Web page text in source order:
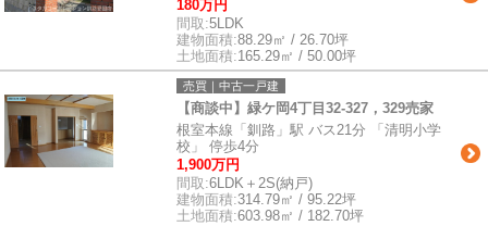
180万円
間取:5LDK
建物面積:88.29㎡ / 26.70坪
土地面積:165.29㎡ / 50.00坪
売買｜中古一戸建
【商談中】緑ケ岡4丁目32-327，329売家
根室本線「釧路」駅 バス21分 「清明小学
校」 停歩4分
1,900万円
間取:6LDK＋2S(納戸)
建物面積:314.79㎡ / 95.22坪
土地面積:603.98㎡ / 182.70坪